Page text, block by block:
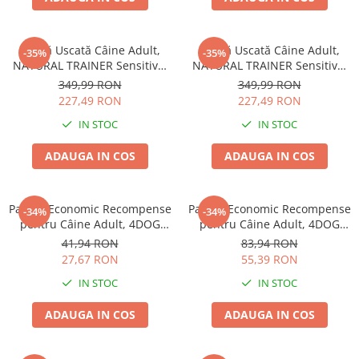
-35%
Hrană Uscată Câine Adult,
NATURAL TRAINER Sensitive,
Fără Gluten, Talie
Medie/Mare, Iepure, 12kg
349,99 RON
227,49 RON
IN STOC
ADAUGA IN COS
-35%
Hrană Uscată Câine Adult,
NATURAL TRAINER Sensitive,
Fără Gluten, Talie
Medie/Mare, Miel, 12kg
349,99 RON
227,49 RON
IN STOC
ADAUGA IN COS
-34%
Pachet Economic Recompense
pentru Câine Adult, 4DOG
GOODIES Trainer, Miel și
Orez, 6x150g
41,94 RON
27,67 RON
IN STOC
ADAUGA IN COS
-34%
Pachet Economic Recompense
pentru Câine Adult, 4DOG
GOODIES Classic, Jerky
Tenders Pui, 6x100g
83,94 RON
55,39 RON
IN STOC
ADAUGA IN COS